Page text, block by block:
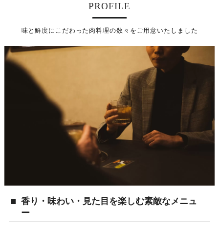
味と鮮度にこだわった肉料理の数々をご用意いたしました
PROFILE
香り・味わい・見た目を楽しむ素敵なメニュ
ー